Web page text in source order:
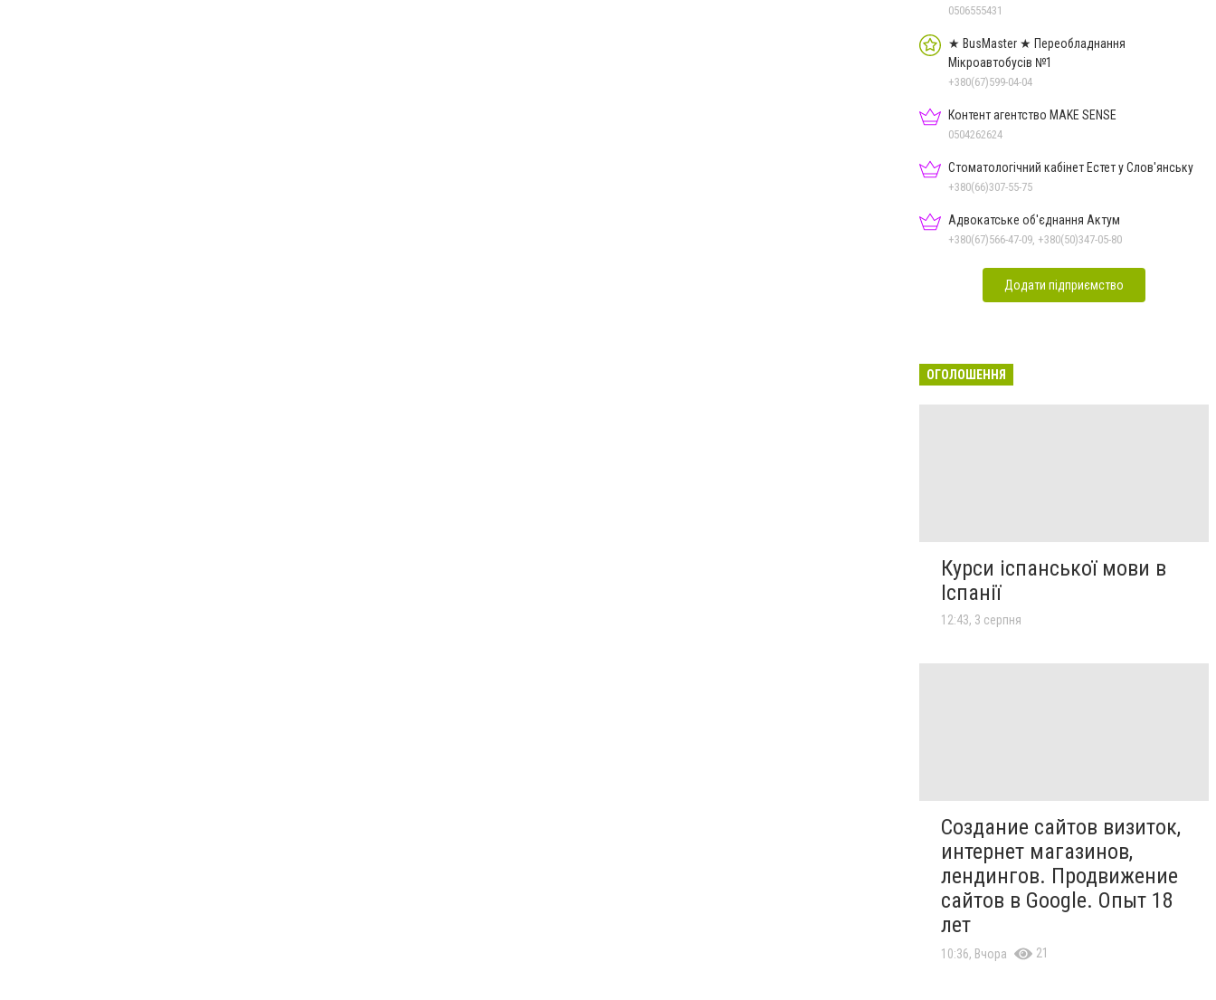
Дон.обл.
0506555431
★ BusMaster ★ Переобладнання
Мікроавтобусів №1
+380(67)599-04-04
Контент агентство MAKE SENSE
0504262624
Стоматологічний кабінет Естет у Слов'янську
+380(66)307-55-75
Адвокатське об'єднання Актум
+380(67)566-47-09, +380(50)347-05-80
Додати підприємство
ОГОЛОШЕННЯ
Курси іспанської мови в
Іспанії
12:43, 3 серпня
Создание сайтов визиток,
интернет магазинов,
лендингов. Продвижение
сайтов в Google. Опыт 18
лет
10:36, Вчора 21